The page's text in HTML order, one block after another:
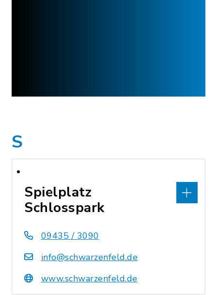
S
Spielplatz
Schlosspark
09435 / 3090
info@schwarzenfeld.de
www.schwarzenfeld.de